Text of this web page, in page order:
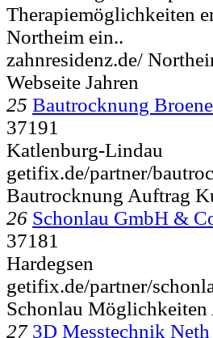
Therapiemöglichkeiten
Northeim ein..
zahnresidenz.de/
Webseite Jahren
25 Bautrocknung
37191
Katlenburg-Lindau
getifix.de/partner/
Bautrocknung Auftrag
26 Schonlau GmbH &
37181
Hardegsen
getifix.de/partner/
Schonlau
27 3D Messtechnik